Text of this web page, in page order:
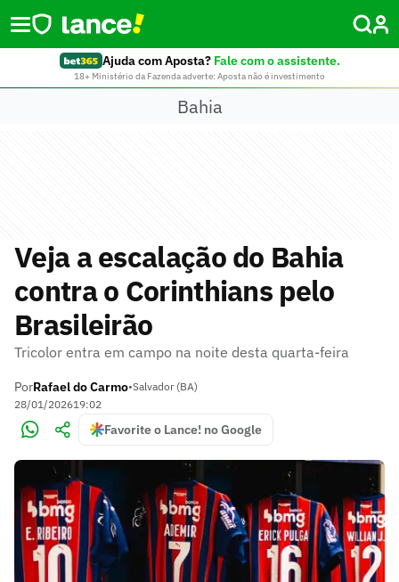
Ajuda com Aposta? Fale com o assistente.
18+ Ministério da Fazenda adverte: Aposta não é investimento
Bahia
Veja a escalação do Bahia
contra o Corinthians pelo
Brasileirão
Tricolor entra em campo na noite desta quarta-feira
PorRafael do Carmo•Salvador (BA)
28/01/202619:02
Favorite o Lance! no Google